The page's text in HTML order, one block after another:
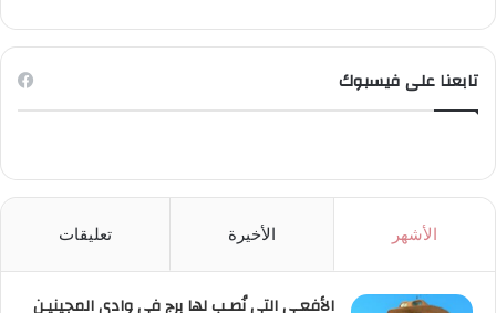
تابعنا على فيسبوك
الأشهر الأخيرة تعليقات
الأفعـى التي نُصـب لها برج في وادي المجينيـن